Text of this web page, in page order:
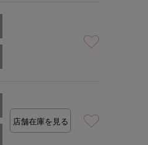
店舗在庫を見る